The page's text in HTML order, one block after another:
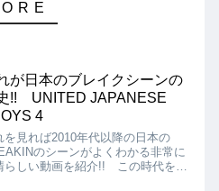
が日本のブレイクシーンの
!! UNITED JAPANESE
4
を見れば2010年代以降の日本の
のシーンがよくわかる非常に
らしい動画を紹介!! この時代を代